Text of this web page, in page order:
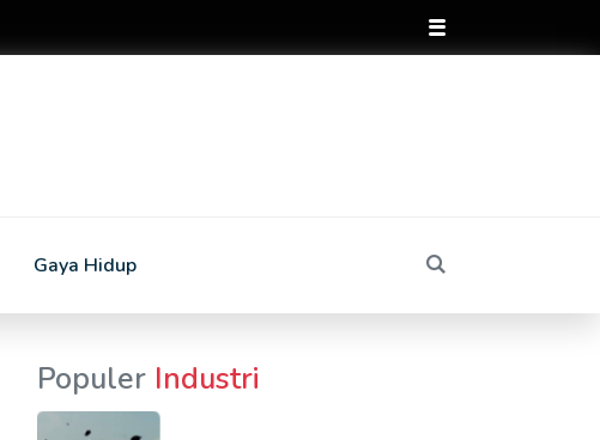
Gaya Hidup
Populer Industri